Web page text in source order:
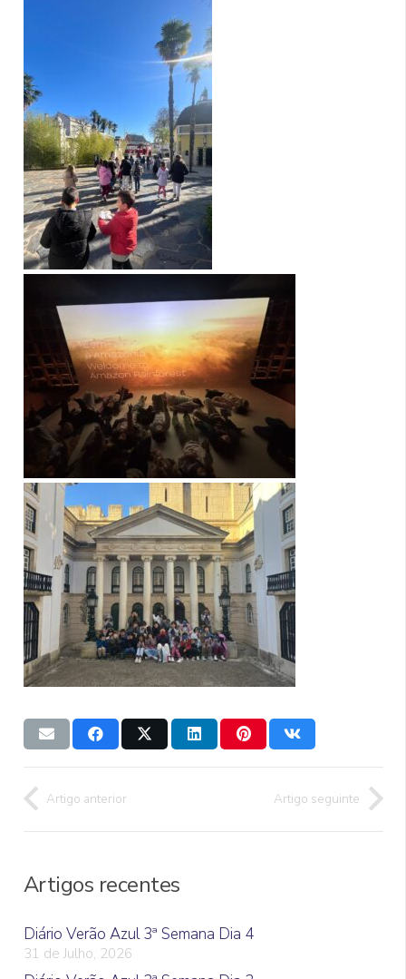
Artigo anterior Artigo seguinte
Artigos recentes
Diário Verão Azul 3ª Semana Dia 4
31 de Julho, 2026